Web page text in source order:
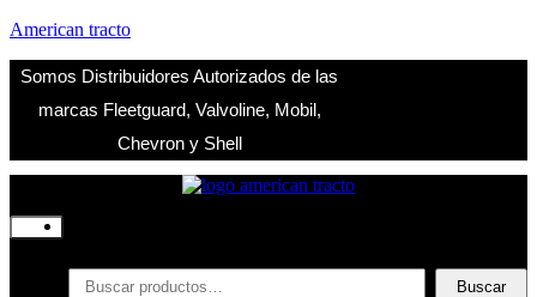
American tracto
Somos Distribuidores Autorizados de las
marcas Fleetguard, Valvoline, Mobil,
Chevron y Shell
Productos
Buscar